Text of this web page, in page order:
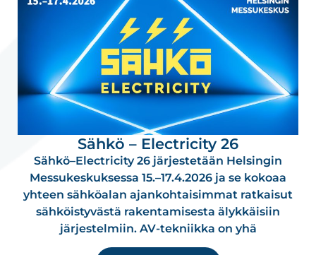
Sähkö – Electricity 26
Sähkö–Electricity 26 järjestetään Helsingin
Messu­kes­kuksessa 15.–17.4.2026 ja se kokoaa
yhteen sähköalan ajankohtaisimmat ratkaisut
sähköistyvästä raken­ta­misesta älykkäisiin
järjestelmiin. AV-tekniikka on yhä